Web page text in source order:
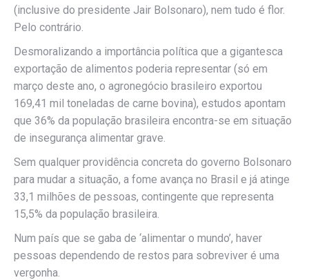
(inclusive do presidente Jair Bolsonaro), nem tudo é flor.
Pelo contrário.
Desmoralizando a importância política que a gigantesca
exportação de alimentos poderia representar (só em
março deste ano, o agronegócio brasileiro exportou
169,41 mil toneladas de carne bovina), estudos apontam
que 36% da população brasileira encontra-se em situação
de insegurança alimentar grave.
Sem qualquer providência concreta do governo Bolsonaro
para mudar a situação, a fome avança no Brasil e já atinge
33,1 milhões de pessoas, contingente que representa
15,5% da população brasileira.
Num país que se gaba de ‘alimentar o mundo’, haver
pessoas dependendo de restos para sobreviver é uma
vergonha.